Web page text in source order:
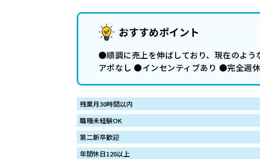
おすすめポイント
●順調に売上を伸ばしており、現在のよ
アポなし ●インセンティブあり ●完全週
残業月30時間以内
職種未経験OK
第二新卒歓迎
年間休日120以上